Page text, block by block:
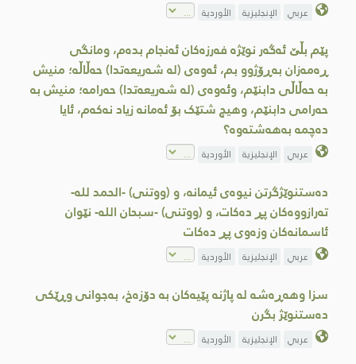
عربي الإنجليزية الأوردية
پێم بڵێ ئەگەر نوێژە فەرزەکان ئەنجام بدەم، ومانگى
ڕەمەزان بەڕۆژوو بم، ئەوەى (لە شەریعەتدا) حەڵاڵە؛ منیش
بە حەڵاڵی دابنێم، وئەوەى (لە شەریعەتدا) حەرامە؛ منیش بە
حەرامی دابنێم، وهیچ شتێک بۆ ئەمانە زیاد نەکەم، ئایا
دەچمە بەهەشتەوە؟
عربي الإنجليزية الأوردية
دەستنوێژگرتن نیوەی ئیمانە، و (ووتنی) -الحمد لله-
تەرازووەکان پڕ دەکات، و (ووتنی) -سبحان الله- نێوان
ئاسمانەکان وزەوی پڕ دەکات
عربي الإنجليزية الأوردية
سزا وهەڕەشە لە پاژنە پێیەكان بە دۆزەخ، بەجوانی وڕێكی
دەستنوێژ بگرن
عربي الإنجليزية الأوردية